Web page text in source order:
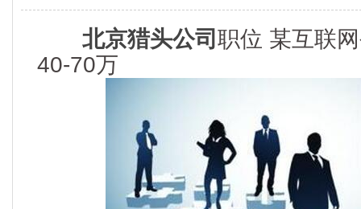
北京猎头公司职位 某互联
40-70万